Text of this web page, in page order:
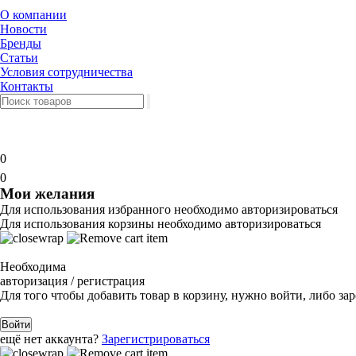
О компании
Новости
Бренды
Статьи
Условия сотрудничества
Контакты
0
0
Мои желания
Для использования избранного необходимо авторизироваться
Для использования корзины необходимо авторизироваться
Необходима
авторизация / регистрация
Для того чтобы добавить товар в корзину, нужно войти, либо
Войти
ещё нет аккаунта? Зарегистрироваться